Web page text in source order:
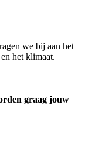
we bij aan het
het klimaat.
graag jouw